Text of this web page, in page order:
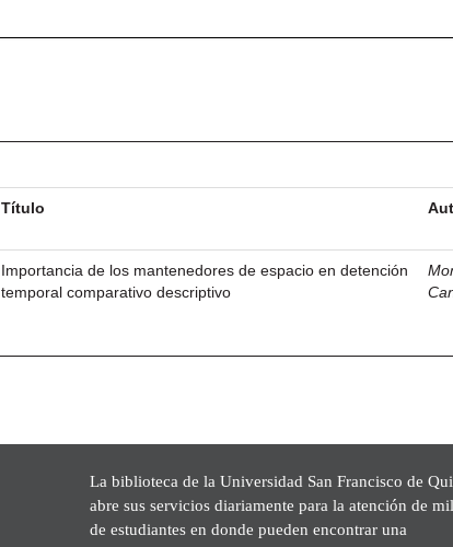
Título
Importancia de los mantenedores de espacio en detención
temporal comparativo descriptivo
La biblioteca de la Universidad San Francisco de
abre sus servicios diariamente para la atención de
de estudiantes en donde pueden encontrar una